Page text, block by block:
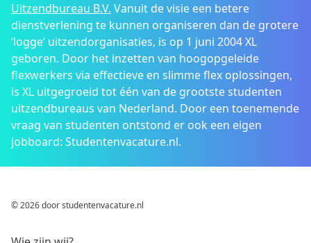
Uitzendbureau B.V. Vanuit de visie een betere
dienstverlening te kunnen organiseren dan de grotere
‘logge’ uitzendorganisaties, is op 1 juni 2004 XL
geboren. Door het inzetten van hoogopgeleide
flexwerkers via effectieve en slimme flex oplossingen,
is XL uitgegroeid tot één van de grootste studenten
uitzendbureaus van Nederland. Door een toenemende
vraag van studenten ontstond er ook een eigen
jobboard: Studentenvacature.nl.
© 2026 door studentenvacature.nl